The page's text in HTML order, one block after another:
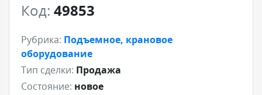
Код: 49853
Рубрика: Подъемное, крановое
оборудование
Тип сделки: Продажа
Состояние: новое